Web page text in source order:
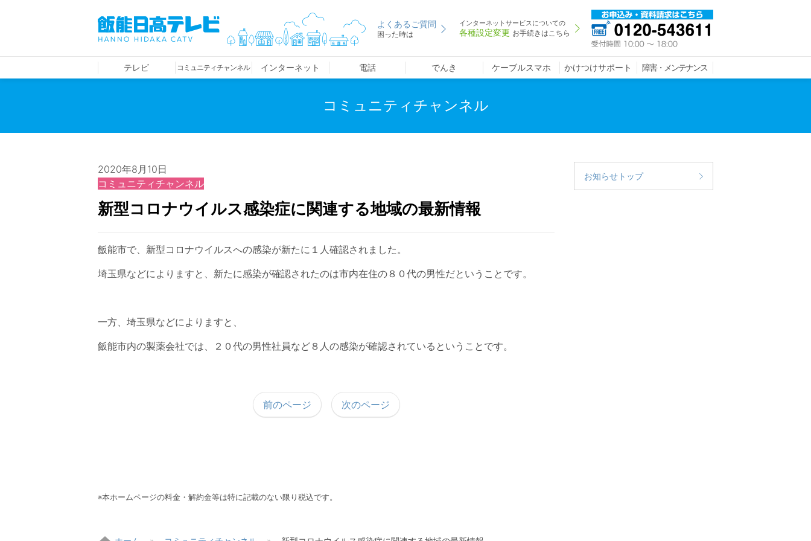
テレビ コミュニティチャンネル インターネット 電話 でんき ケーブルスマホ かけつけサポート 障害・メンテナンス
よくあるご質問
困った時は
インターネットサービスについての
各種設定変更 お手続きはこちら
コミュニティチャンネル
2020年8月10日
コミュニティチャンネル
新型コロナウイルス感染症に関連する地域の最新情報
飯能市で、新型コロナウイルスへの感染が新たに１人確認されました。
埼玉県などによりますと、新たに感染が確認されたのは市内在住の８０代の男性だということです。
一方、埼玉県などによりますと、
飯能市内の製薬会社では、２０代の男性社員など８人の感染が確認されているということです。
前のページ 次のページ
お知らせトップ
※本ホームページの料金・解約金等は特に記載のない限り税込です。